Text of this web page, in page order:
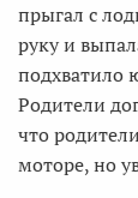
прыгал с
руку и
подхватило
Родители
что
моторе, но